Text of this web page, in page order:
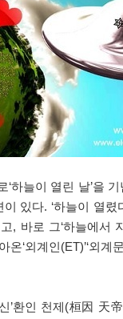
‘하늘이 열린 날’을
있다. ‘하늘이 열렸
, 바로 그‘하늘에서
‘외계인(ET)’‘외계
’환인 천제(桓因 天